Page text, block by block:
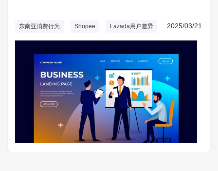
的用户。
东南亚消费行为 Shopee Lazada用户差异 2025/03/21